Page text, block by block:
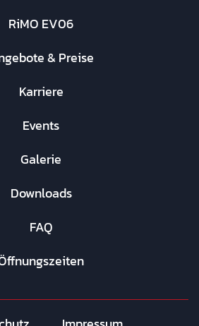
RiMO EV06
& Preise
Karriere
Events
Galerie
Downloads
FAQ